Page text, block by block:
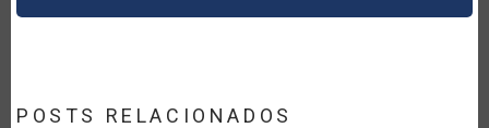
POSTS RELACIONADOS